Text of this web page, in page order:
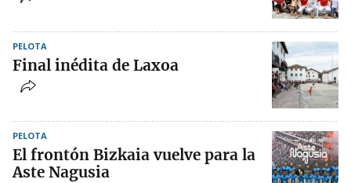
PELOTA
Final inédita de Laxoa
PELOTA
El frontón Bizkaia vuelve para la
Aste Nagusia